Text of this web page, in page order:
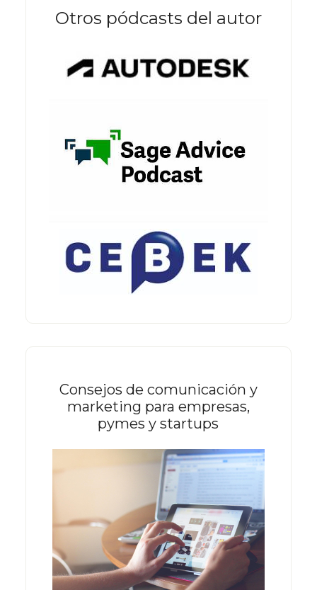
Otros pódcasts del autor
Consejos de comunicación y
marketing para empresas,
pymes y startups